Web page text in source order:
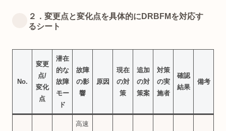
２．変更点と変化点を具体的にDRBFMを対応す
るシート
No.
変更
点/
変化
点
潜在
的な
故障
モー
ド
故障
の影
響
原因
現在
の対
策
追加
の対
策案
対策
の実
施者
確認
結果
備考
高速